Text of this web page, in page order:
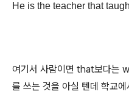
He is the teacher that
여기서 사람이면 that보다는
를 쓰는 것을 아실 텐데 학교